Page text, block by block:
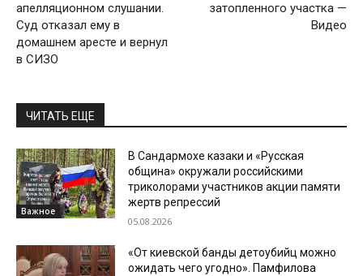
апелляционном слушании.
Суд отказал ему в
домашнем аресте и вернул
в СИЗО
затопленного участка —
Видео
ЧИТАТЬ ЕЩЕ
Важное
В Сандармохе казаки и «Русская
община» окружали российскими
триколорами участников акции памяти
жертв репрессий
05.08.2026
«От киевской банды детоубийц можно
ожидать чего угодно». Памфилова